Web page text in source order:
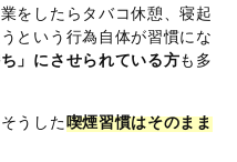
をしたらタバコ休憩、寝起
という行為自体が習慣にな
」にさせられている方も多
うした喫煙習慣はそのまま